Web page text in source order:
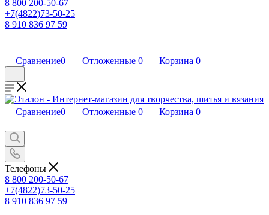
8 800 200-50-67
+7(4822)73-50-25
8 910 836 97 59
Сравнение0 Отложенные 0 Корзина 0
Сравнение0 Отложенные 0 Корзина 0
Телефоны
8 800 200-50-67
+7(4822)73-50-25
8 910 836 97 59